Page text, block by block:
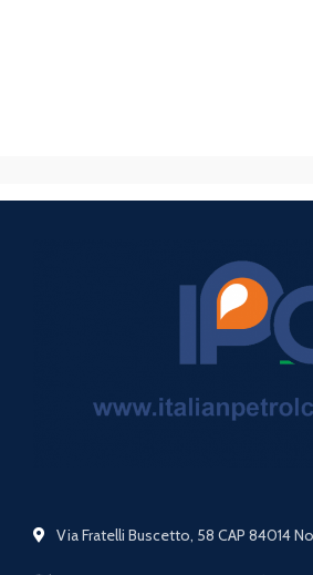
Via Fratelli Buscetto, 58 CAP 84014